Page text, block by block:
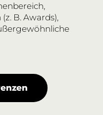
(z. B. Awards),